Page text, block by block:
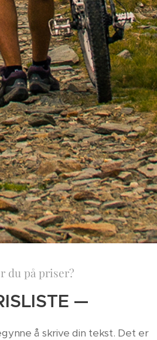
du på priser?
—
å skrive din tekst. Det er